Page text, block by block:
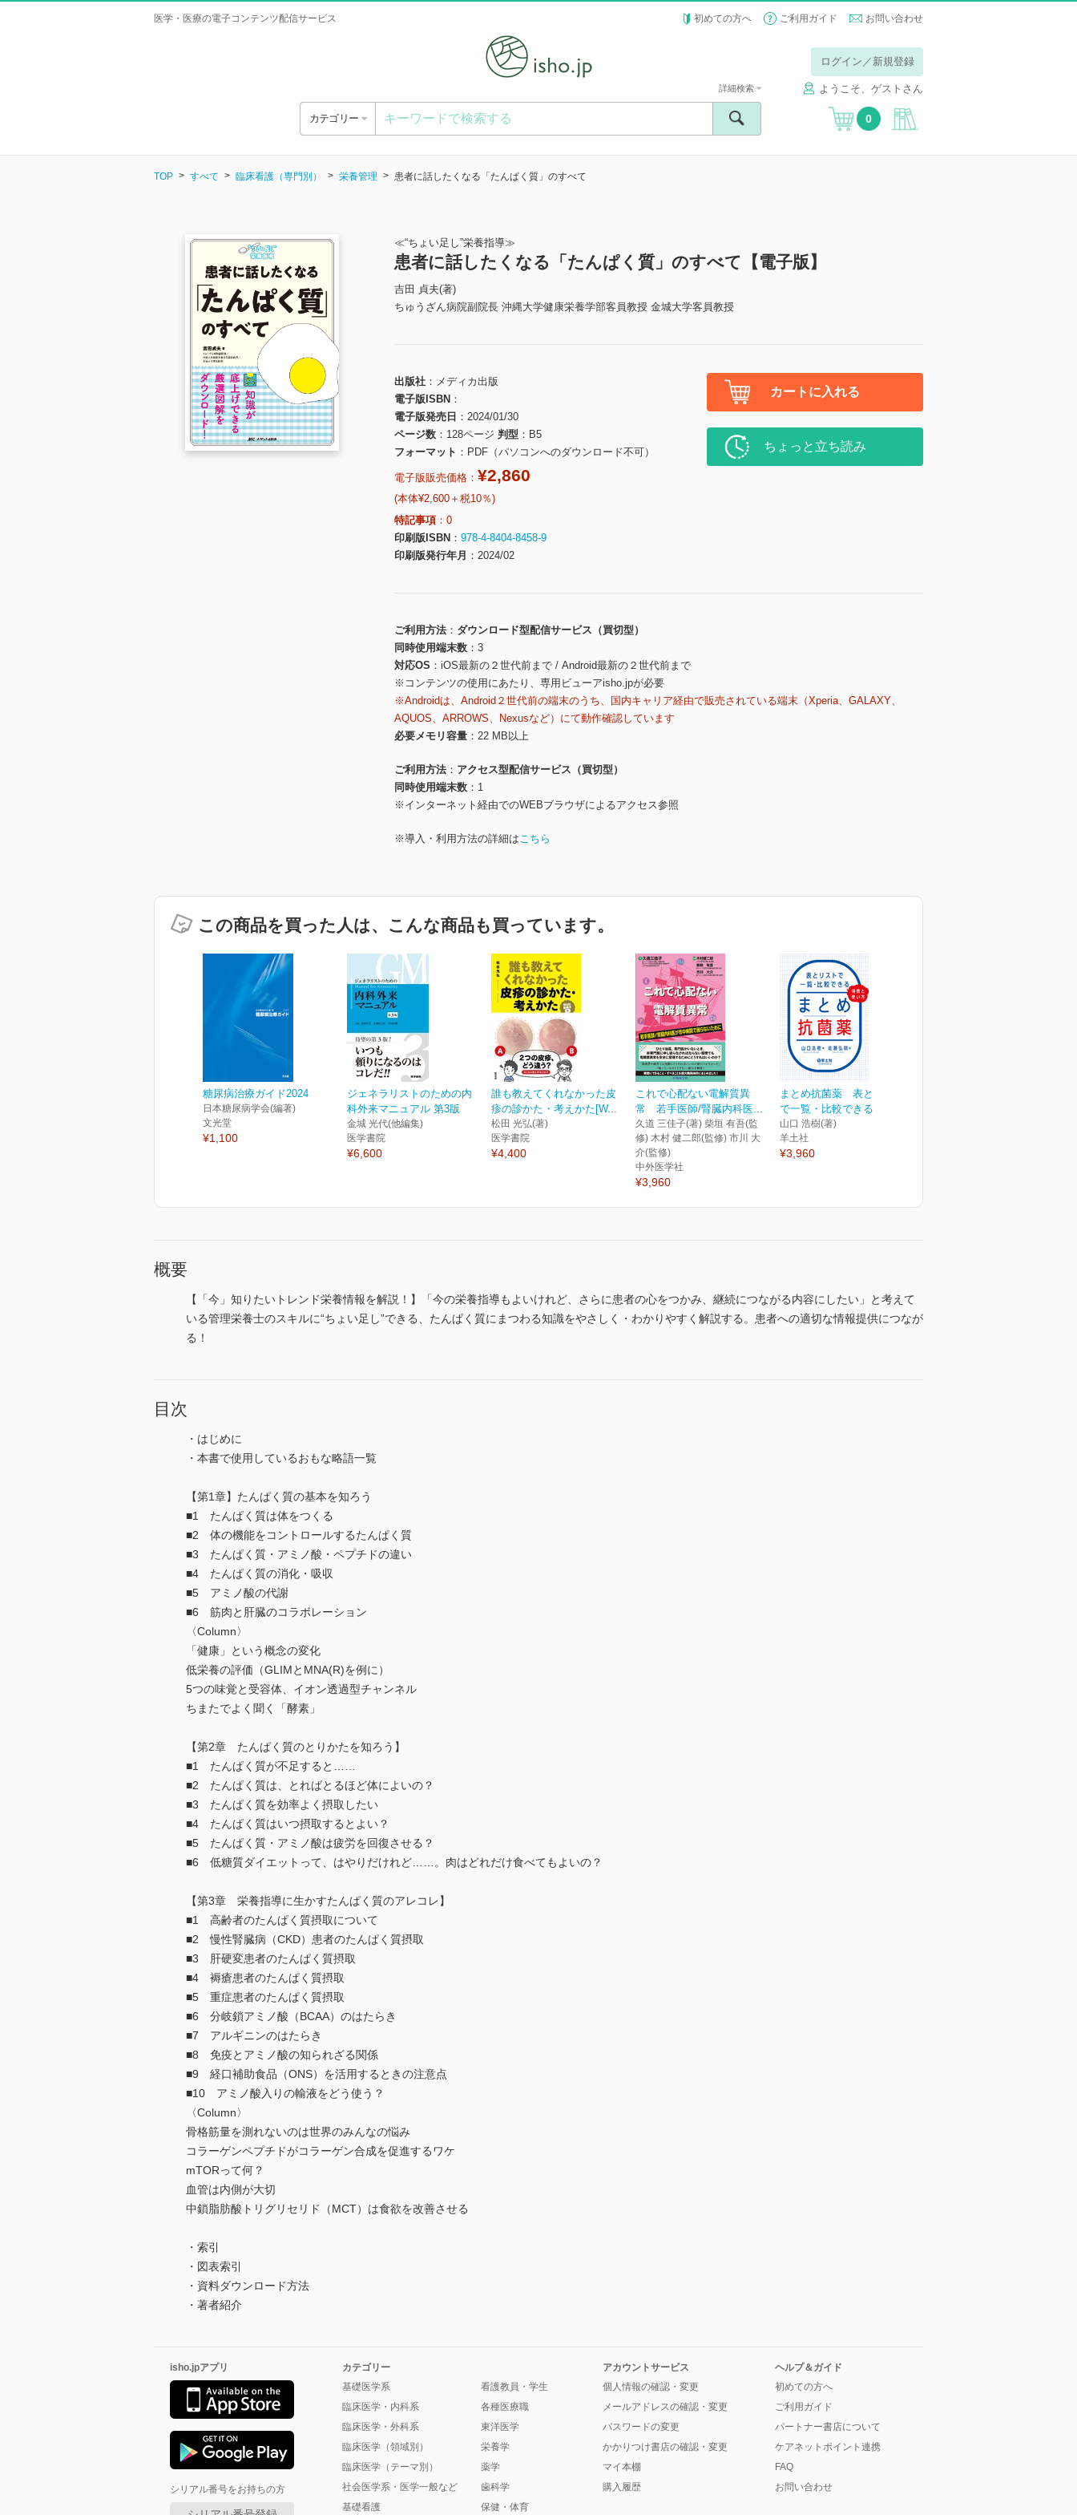
医学・医療の電子コンテンツ配信サービス 初めての方へ ご利用ガイド お問い合わせ
ログイン／新規登録
ようこそ、ゲストさん
カテゴリー
詳細検索
0
TOP すべて 臨床看護（専門別） 栄養管理 患者に話したくなる「たんぱく質」のすべて
≪“ちょい足し”栄養指導≫
患者に話したくなる「たんぱく質」のすべて【電子版】
吉田 貞夫(著)
ちゅうざん病院副院長 沖縄大学健康栄養学部客員教授 金城大学客員教授
出版社
メディカ出版
電子版ISBN
電子版発売日
2024/01/30
ページ数
128ページ 判型
B5
フォーマット
PDF（パソコンへのダウンロード不可）
電子版販売価格： ¥2,860
(本体¥2,600＋税10％)
特記事項
0
印刷版ISBN
978-4-8404-8458-9
印刷版発行年月
2024/02
カートに入れる
ちょっと立ち読み
ご利用方法
ダウンロード型配信サービス（買切型）
同時使用端末数
3
対応OS
iOS最新の２世代前まで / Android最新の２世代前まで
※コンテンツの使用にあたり、専用ビューアisho.jpが必要
※Androidは、Android２世代前の端末のうち、国内キャリア経由で販売されている端末（Xperia、GALAXY、
AQUOS、ARROWS、Nexusなど）にて動作確認しています
必要メモリ容量
22 MB以上
ご利用方法
アクセス型配信サービス（買切型）
同時使用端末数
1
※インターネット経由でのWEBブラウザによるアクセス参照
※導入・利用方法の詳細はこちら
この商品を買った人は、こんな商品も買っています。
糖尿病治療ガイド2024
日本糖尿病学会(編著)
文光堂
¥1,100
ジェネラリストのための内
科外来マニュアル 第3版
金城 光代(他編集)
医学書院
¥6,600
誰も教えてくれなかった皮
疹の診かた・考えかた[W...
松田 光弘(著)
医学書院
¥4,400
これで心配ない電解質異
常 若手医師/腎臓内科医...
久道 三佳子(著) 柴垣 有吾(監
修) 木村 健二郎(監修) 市川 大
介(監修)
中外医学社
¥3,960
まとめ抗菌薬 表とリスト
で一覧・比較できる、特...
山口 浩樹(著)
羊土社
¥3,960
概要
【「今」知りたいトレンド栄養情報を解説！】「今の栄養指導もよいけれど、さらに患者の心をつかみ、継続につながる内容にしたい」と考えて
いる管理栄養士のスキルに“ちょい足し”できる、たんぱく質にまつわる知識をやさしく・わかりやすく解説する。患者への適切な情報提供につなが
る！
目次
・はじめに
・本書で使用しているおもな略語一覧
【第1章】たんぱく質の基本を知ろう
■1 たんぱく質は体をつくる
■2 体の機能をコントロールするたんぱく質
■3 たんぱく質・アミノ酸・ペプチドの違い
■4 たんぱく質の消化・吸収
■5 アミノ酸の代謝
■6 筋肉と肝臓のコラボレーション
〈Column〉
「健康」という概念の変化
低栄養の評価（GLIMとMNA(R)を例に）
5つの味覚と受容体、イオン透過型チャンネル
ちまたでよく聞く「酵素」
【第2章 たんぱく質のとりかたを知ろう】
■1 たんぱく質が不足すると……
■2 たんぱく質は、とればとるほど体によいの？
■3 たんぱく質を効率よく摂取したい
■4 たんぱく質はいつ摂取するとよい？
■5 たんぱく質・アミノ酸は疲労を回復させる？
■6 低糖質ダイエットって、はやりだけれど……。肉はどれだけ食べてもよいの？
【第3章 栄養指導に生かすたんぱく質のアレコレ】
■1 高齢者のたんぱく質摂取について
■2 慢性腎臓病（CKD）患者のたんぱく質摂取
■3 肝硬変患者のたんぱく質摂取
■4 褥瘡患者のたんぱく質摂取
■5 重症患者のたんぱく質摂取
■6 分岐鎖アミノ酸（BCAA）のはたらき
■7 アルギニンのはたらき
■8 免疫とアミノ酸の知られざる関係
■9 経口補助食品（ONS）を活用するときの注意点
■10 アミノ酸入りの輸液をどう使う？
〈Column〉
骨格筋量を測れないのは世界のみんなの悩み
コラーゲンペプチドがコラーゲン合成を促進するワケ
mTORって何？
血管は内側が大切
中鎖脂肪酸トリグリセリド（MCT）は食欲を改善させる
・索引
・図表索引
・資料ダウンロード方法
・著者紹介
isho.jpアプリ
シリアル番号をお持ちの方
カテゴリー
基礎医学系
臨床医学・内科系
臨床医学・外科系
臨床医学（領域別）
臨床医学（テーマ別）
社会医学系・医学一般など
基礎看護
看護教員・学生
各種医療職
東洋医学
栄養学
薬学
歯科学
保健・体育
アカウントサービス
個人情報の確認・変更
メールアドレスの確認・変更
パスワードの変更
かかりつけ書店の確認・変更
マイ本棚
購入履歴
ヘルプ＆ガイド
初めての方へ
ご利用ガイド
パートナー書店について
ケアネットポイント連携
FAQ
お問い合わせ